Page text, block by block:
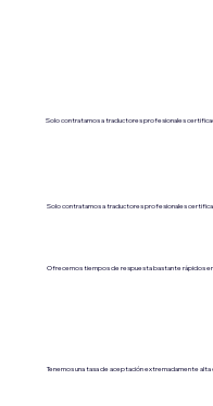
Solo contratamos a traductores profesionales
Solo contratamos a traductores profesionales
Ofrecemos tiempos de respuesta bastante rápidos en
Tenemos una tasa de aceptación extremadamente